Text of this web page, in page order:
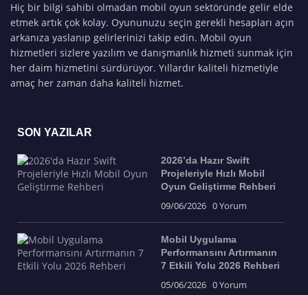
Hiç bir bilgi sahibi olmadan mobil oyun sektöründe gelir elde
etmek artık çok kolay. Oyununuzu seçin gerekli hesapları açın
arkanıza yaslanıp gelirlerinizi takip edin. Mobil oyun
hizmetleri sizlere yazılım ve danışmanlık hizmeti sunmak için
her daim hizmetini sürdürüyor. Yıllardır kaliteli hizmetiyle
amaç her zaman daha kaliteli hizmet.
SON YAZILAR
2026’da Hazır Swift
Projeleriyle Hızlı Mobil
Oyun Geliştirme Rehberi
09/06/2026 0 Yorum
Mobil Uygulama
Performansını Artırmanın
7 Etkili Yolu 2026 Rehberi
05/06/2026 0 Yorum